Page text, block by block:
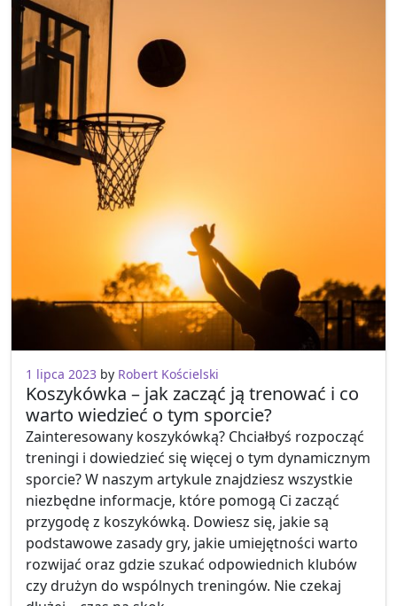
1 lipca 2023 by Robert Kościelski
Koszykówka – jak zacząć ją trenować i co
warto wiedzieć o tym sporcie?
Zainteresowany koszykówką? Chciałbyś rozpocząć
treningi i dowiedzieć się więcej o tym dynamicznym
sporcie? W naszym artykule znajdziesz wszystkie
niezbędne informacje, które pomogą Ci zacząć
przygodę z koszykówką. Dowiesz się, jakie są
podstawowe zasady gry, jakie umiejętności warto
rozwijać oraz gdzie szukać odpowiednich klubów
czy drużyn do wspólnych treningów. Nie czekaj